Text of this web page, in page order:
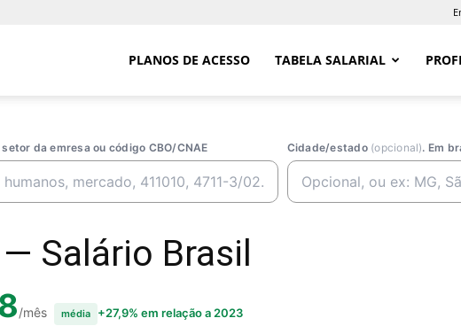
PLANOS DE ACESSO TABELA SALARIAL
da emresa ou código CBO/CNAE Cidade/estado (opcional). Em
Salário Brasil
/mês média
+27,9% em relação a 2023